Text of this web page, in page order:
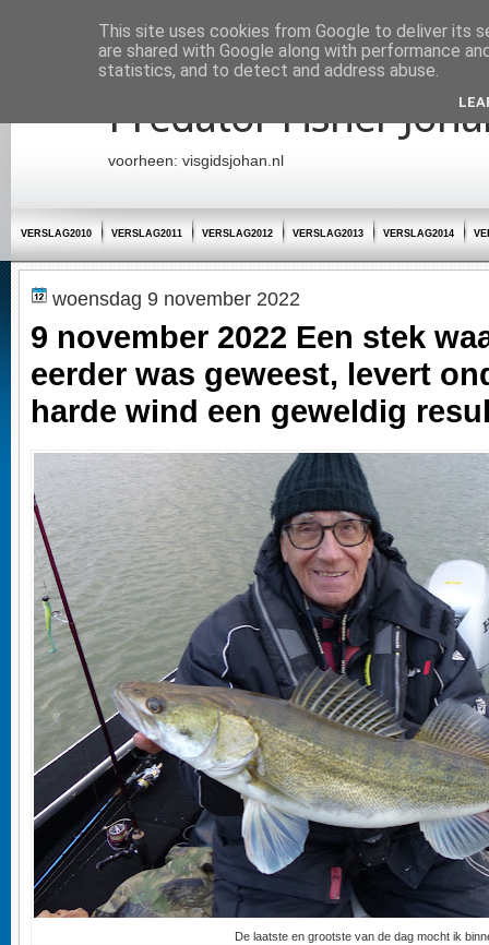
Startpagina
Predator Fisher
voorheen: visgidsjohan.nl
VERSLAG2010 VERSLAG2011 VERSLAG2012 VERSLAG2013 VERSLAG2014
woensdag 9 november 2022
9 november 2022 Een stek
eerder was geweest, levert
harde wind een geweldig
De laatste en grootste van de dag mocht ik
This site uses cookies from Google to deliver its
are shared with Google along with performance
statistics, and to detect and address abuse.